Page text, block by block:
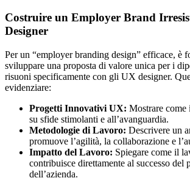
Costruire un Employer Brand
Designer
Per un “employer branding design” efficace, è
sviluppare una proposta di valore unica per i
risuoni specificamente con gli UX designer.
evidenziare:
Progetti Innovativi UX: Mostrare come
su sfide stimolanti e all’avanguardia.
Metodologie di Lavoro: Descrivere un
promuove l’agilità, la collaborazione e
Impatto del Lavoro: Spiegare come il
contribuisce direttamente al successo del
dell’azienda.